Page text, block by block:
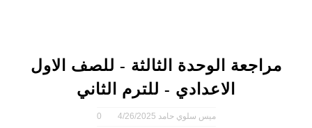
مراجعة الوحدة الثالثة - للصف الاول
الاعدادي - للترم الثاني
ميس سلوي حامد 4/26/2025
0